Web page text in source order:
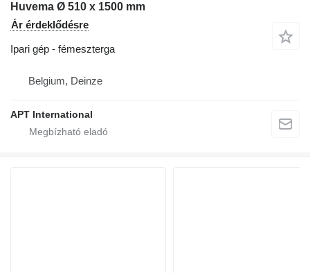
Huvema Ø 510 x 1500 mm
Ár érdeklődésre
Ipari gép - fémeszterga
Belgium, Deinze
APT International